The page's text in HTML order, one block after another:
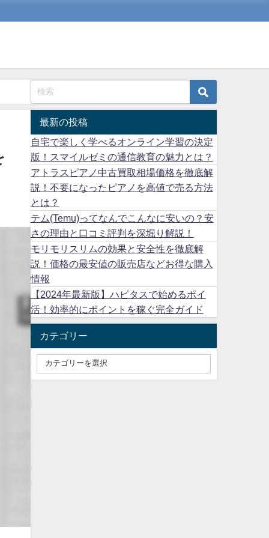
最新の投稿
自宅で楽しく学べるオンライン学習の決定
版！スマイルゼミの通信教育の魅力とは？
アトラスピアノ中古買取相場価格を徹底解
説！不要になったピアノを高値で売る方法
とは？
テム(Temu)ってなんでこんなに安いの？安
さの理由と口コミ評判を深堀り解説！
モリモリスリムの効果と安全性を徹底解
説！価格の最安値の販売店などお得な購入
情報
【2024年最新版】ハピタスで始めるポイ
活！効率的にポイントを稼ぐ完全ガイド
カテゴリー